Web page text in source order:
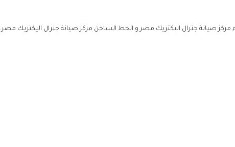
صيانة جنرال اليكتريك مصر و الخط الساخن مركز صيانة جنرال اليكتريك مصر.